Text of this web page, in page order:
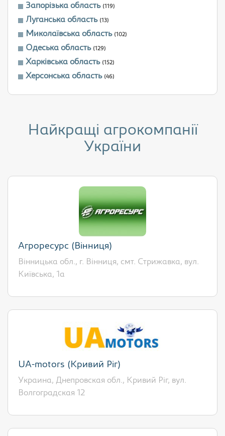
Запорізька область (119)
Луганська область (13)
Миколаївська область (102)
Одеська область (129)
Харківська область (152)
Херсонська область (46)
Найкращі агрокомпанії
України
Агроресурс (Вінниця)
Вінницька обл., г. Вінниця, смт. Стрижавка, вул.
Київська, 1а
UA-motors (Кривий Ріг)
Украина, Днепровская обл., Кривий Ріг, вул.
Волгоградская 12